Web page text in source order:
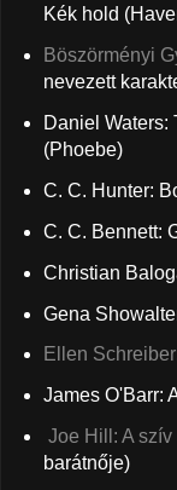
Kék hold
Böszörményi
nevezett
Daniel Waters:
(Phoebe)
C. C. Hunter:
C. C. Bennett:
Christian
Gena
Ellen
James O'Barr:
Joe Hill: A
barátnője)